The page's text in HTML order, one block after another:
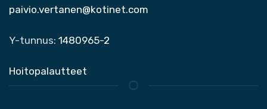
paivio.vertanen@kotinet.com
Y-tunnus: 1480965-2
Hoitopalautteet